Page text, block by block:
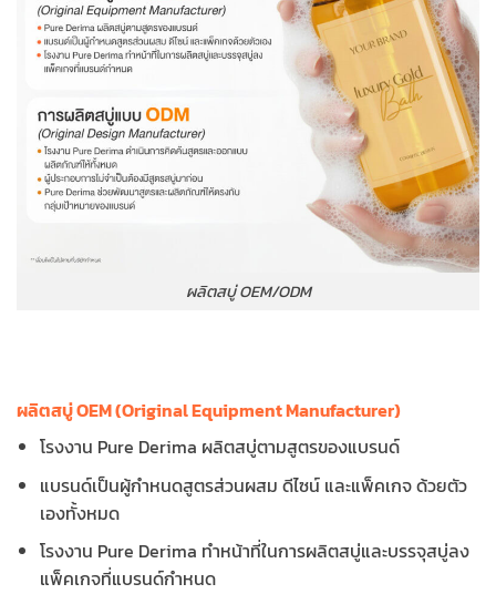
ผลิตสบู่ OEM/ODM
ผลิตสบู่ OEM (Original Equipment Manufacturer)
โรงงาน Pure Derima ผลิตสบู่ตามสูตรของแบรนด์
แบรนด์เป็นผู้กำหนดสูตรส่วนผสม ดีไซน์ และแพ็คเกจ ด้วยตัว
เองทั้งหมด
โรงงาน Pure Derima ทำหน้าที่ในการผลิตสบู่และบรรจุสบู่ลง
แพ็คเกจที่แบรนด์กำหนด